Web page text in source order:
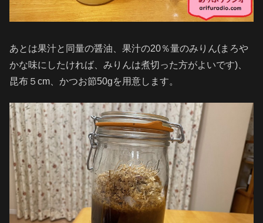
あとは果汁と同量の醤油、果汁の20％量のみりん(まろや
かな味にしたければ、みりんは煮切った方がよいです)、
昆布５cm、かつお節50gを用意します。